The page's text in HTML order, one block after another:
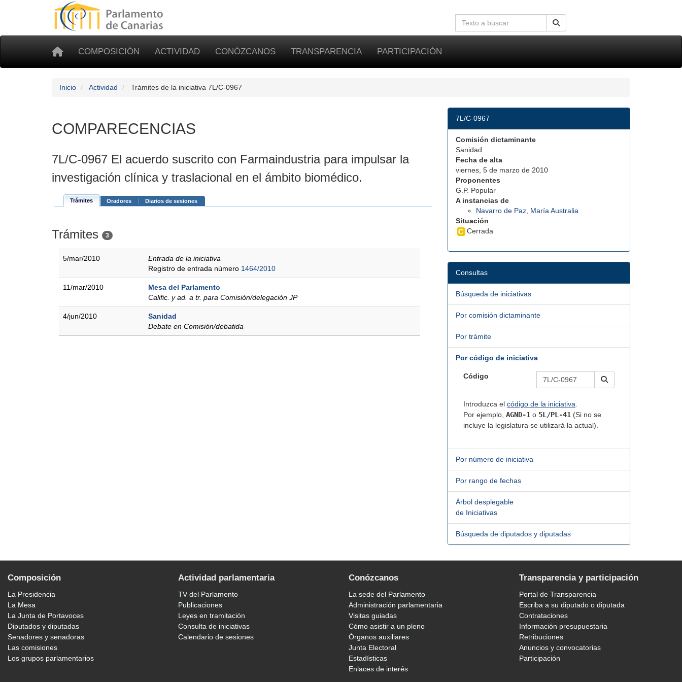
COMPOSICIÓN ACTIVIDAD CONÓZCANOS TRANSPARENCIA PARTICIPACIÓN
Inicio Actividad Trámites de la iniciativa 7L/C-0967
COMPARECENCIAS
7L/C-0967 El acuerdo suscrito con Farmaindustria para impulsar la
investigación clínica y traslacional en el ámbito biomédico.
Trámites Oradores Diarios de sesiones
Trámites 3
5/mar/2010
Entrada de la iniciativa
Registro de entrada número 1464/2010
11/mar/2010
Mesa del Parlamento
Calific. y ad. a tr. para Comisión/delegación JP
4/jun/2010
Sanidad
Debate en Comisión/debatida
7L/C-0967
Comisión dictaminante
Sanidad
Fecha de alta
viernes, 5 de marzo de 2010
Proponentes
G.P. Popular
A instancias de
Navarro de Paz, María Australia
Situación
Cerrada
Consultas
Búsqueda de iniciativas
Por comisión dictaminante
Por trámite
Por código de iniciativa
Código
Introduzca el código de la iniciativa.
Por ejemplo, AGND-1 o 5L/PL-41 (Si no se
incluye la legislatura se utilizará la actual).
Por número de iniciativa
Por rango de fechas
Árbol desplegable
de Iniciativas
Búsqueda de diputados y diputadas
Composición
La Presidencia
La Mesa
La Junta de Portavoces
Diputados y diputadas
Senadores y senadoras
Las comisiones
Los grupos parlamentarios
Actividad parlamentaria
TV del Parlamento
Publicaciones
Leyes en tramitación
Consulta de iniciativas
Calendario de sesiones
Conózcanos
La sede del Parlamento
Administración parlamentaria
Visitas guiadas
Cómo asistir a un pleno
Órganos auxiliares
Junta Electoral
Estadísticas
Enlaces de interés
Transparencia y participación
Portal de Transparencia
Escriba a su diputado o diputada
Contrataciones
Información presupuestaria
Retribuciones
Anuncios y convocatorias
Participación